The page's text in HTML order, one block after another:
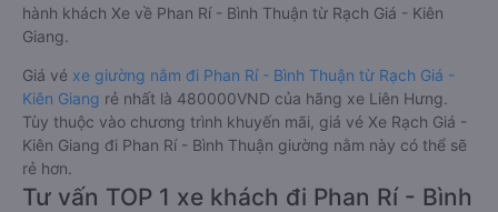
hành khách Xe về Phan Rí - Bình Thuận từ Rạch Giá - Kiên
Giang.
Giá vé xe giường nằm đi Phan Rí - Bình Thuận từ Rạch Giá -
Kiên Giang rẻ nhất là 480000VND của hãng xe Liên Hưng.
Tùy thuộc vào chương trình khuyến mãi, giá vé Xe Rạch Giá -
Kiên Giang đi Phan Rí - Bình Thuận giường nằm này có thể sẽ
rẻ hơn.
Tư vấn TOP 1 xe khách đi Phan Rí - Bình